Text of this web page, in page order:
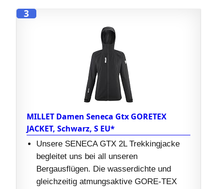
3
MILLET Damen Seneca Gtx GORETEX
JACKET, Schwarz, S EU*
Unsere SENECA GTX 2L Trekkingjacke
begleitet uns bei all unseren
Bergausflügen. Die wasserdichte und
gleichzeitig atmungsaktive GORE-TEX